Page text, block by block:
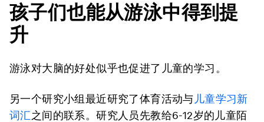
孩子们也能从游泳中得到提
升
游泳对大脑的好处似乎也促进了儿童的学习。
另一个研究小组最近研究了体育活动与 儿童学习新
词汇之间的联系。研究人员先教给6-12岁的儿童陌